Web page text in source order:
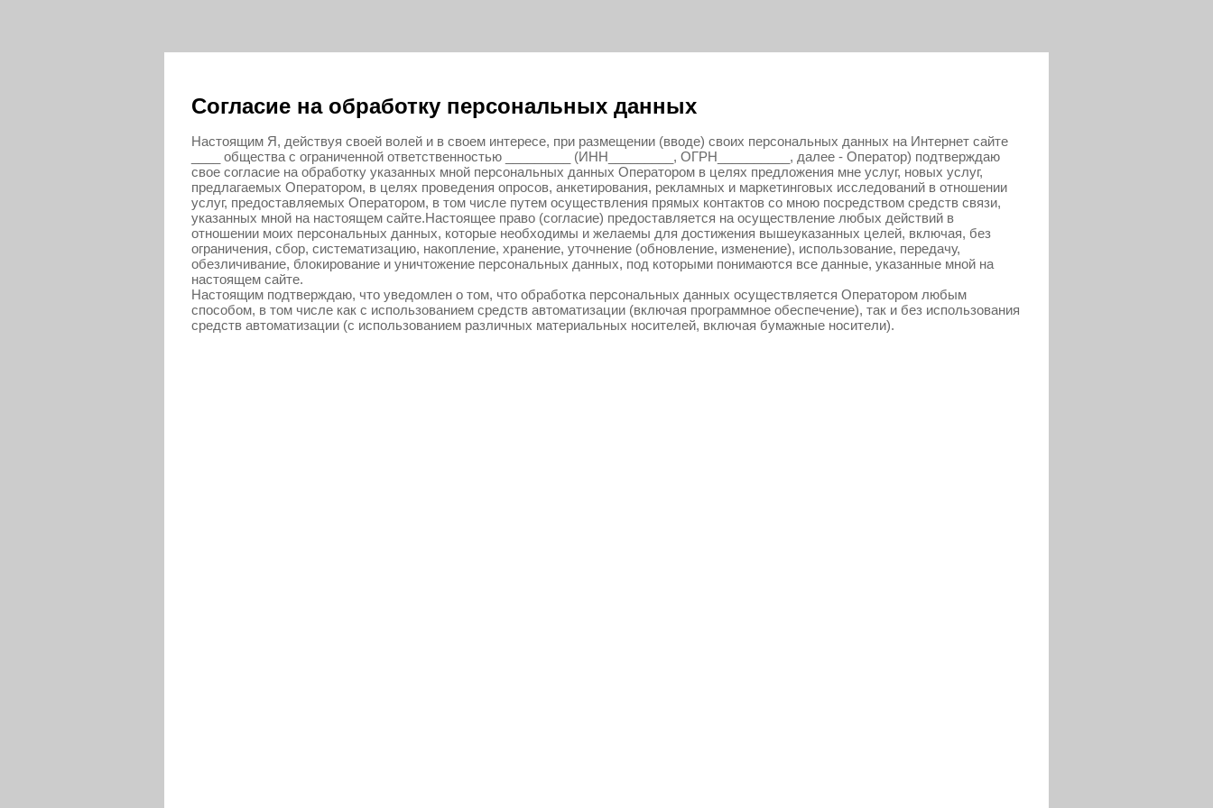
Согласие на обработку персональных данных
Настоящим Я, действуя своей волей и в своем интересе, при размещении (вводе) своих персональных данных на Интернет сайте
____ общества с ограниченной ответственностью _________ (ИНН_________, ОГРН__________, далее - Оператор) подтверждаю
свое согласие на обработку указанных мной персональных данных Оператором в целях предложения мне услуг, новых услуг,
предлагаемых Оператором, в целях проведения опросов, анкетирования, рекламных и маркетинговых исследований в отношении
услуг, предоставляемых Оператором, в том числе путем осуществления прямых контактов со мною посредством средств связи,
указанных мной на настоящем сайте.Настоящее право (согласие) предоставляется на осуществление любых действий в
отношении моих персональных данных, которые необходимы и желаемы для достижения вышеуказанных целей, включая, без
ограничения, сбор, систематизацию, накопление, хранение, уточнение (обновление, изменение), использование, передачу,
обезличивание, блокирование и уничтожение персональных данных, под которыми понимаются все данные, указанные мной на
настоящем сайте.
Настоящим подтверждаю, что уведомлен о том, что обработка персональных данных осуществляется Оператором любым
способом, в том числе как с использованием средств автоматизации (включая программное обеспечение), так и без использования
средств автоматизации (с использованием различных материальных носителей, включая бумажные носители).